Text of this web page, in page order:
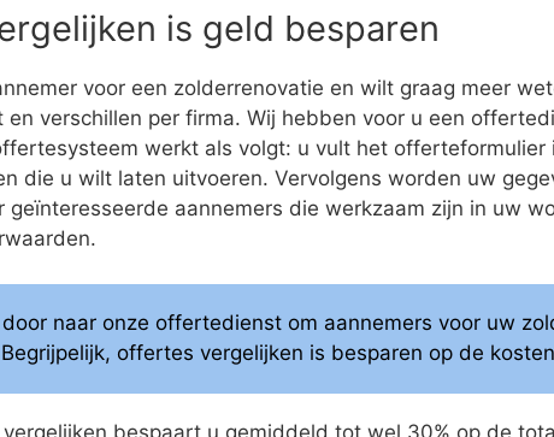
is geld besparen
voor een zolderrenovatie en wilt graag meer
en verschillen per firma. Wij hebben voor u een
werkt als volgt: u vult het
die u wilt laten uitvoeren. Vervolgens worden uw
geïnteresseerde aannemers die werkzaam zijn in uw
naar onze offertedienst om aannemers voor uw
offertes vergelijken is besparen op de